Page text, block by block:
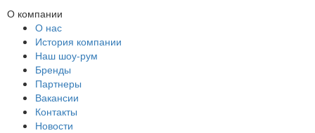
О компании
О нас
История компании
Наш шоу-рум
Бренды
Партнеры
Вакансии
Контакты
Новости